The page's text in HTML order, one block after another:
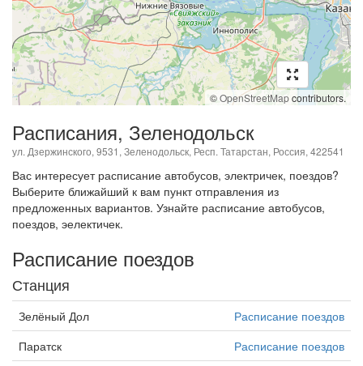
©OpenStreetMapcontributors.
Расписания, Зеленодольск
ул. Дзержинского, 9531, Зеленодольск, Респ. Татарстан, Россия, 422541
Вас интересует расписание автобусов, электричек, поездов?
Выберите ближайший к вам пункт отправления из
предложенных вариантов. Узнайте расписание автобусов,
поездов, эелектичек.
Расписание поездов
Станция
Зелёный Дол
Расписание поездов
Паратск
Расписание поездов